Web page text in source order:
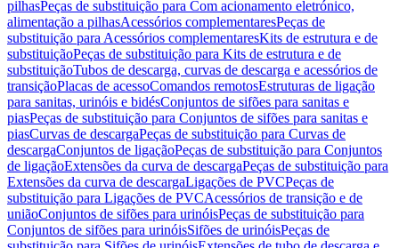
pilhasPeças de substituição para Com acionamento eletrónico,
alimentação a pilhasAcessórios complementaresPeças de
substituição para Acessórios complementaresKits de estrutura e de
substituiçãoPeças de substituição para Kits de estrutura e de
substituiçãoTubos de descarga, curvas de descarga e acessórios de
transiçãoPlacas de acessoComandos remotosEstruturas de ligação
para sanitas, urinóis e bidésConjuntos de sifões para sanitas e
piasPeças de substituição para Conjuntos de sifões para sanitas e
piasCurvas de descargaPeças de substituição para Curvas de
descargaConjuntos de ligaçãoPeças de substituição para Conjuntos
de ligaçãoExtensões da curva de descargaPeças de substituição para
Extensões da curva de descargaLigações de PVCPeças de
substituição para Ligações de PVCAcessórios de transição e de
uniãoConjuntos de sifões para urinóisPeças de substituição para
Conjuntos de sifões para urinóisSifões de urinóisPeças de